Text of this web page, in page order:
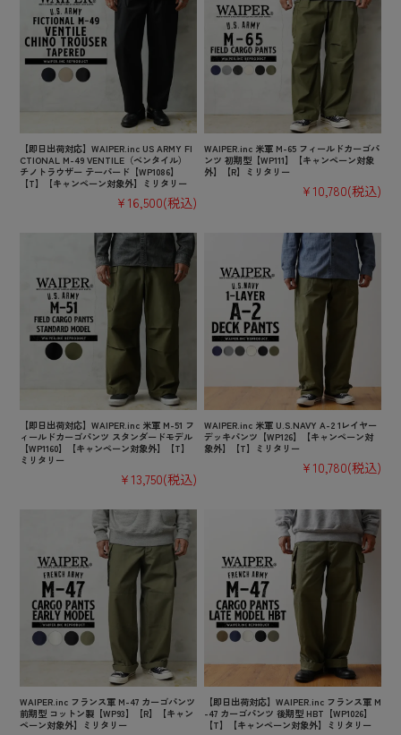
【即日出荷対応】WAIPER.inc US ARMY FI
CTIONAL M-49 VENTILE（ベンタイル）
チノトラウザー テーパード【WP1086】
【T】【キャンペーン対象外】ミリタリー
¥16,500(税込)
WAIPER.inc 米軍 M-65 フィールドカーゴパ
ンツ 初期型【WP111】【キャンペーン対象
外】【R】ミリタリー
¥10,780(税込)
【即日出荷対応】WAIPER.inc 米軍 M-51 フ
ィールドカーゴパンツ スタンダードモデル
【WP1160】【キャンペーン対象外】【T】
ミリタリー
¥13,750(税込)
WAIPER.inc 米軍 U.S.NAVY A-2 1レイヤー
デッキパンツ【WP126】【キャンペーン対
象外】【T】ミリタリー
¥10,780(税込)
WAIPER.inc フランス軍 M-47 カーゴパンツ
前期型 コットン製【WP93】【R】【キャン
ペーン対象外】ミリタリー
【即日出荷対応】WAIPER.inc フランス軍 M
-47 カーゴパンツ 後期型 HBT【WP1026】
【T】【キャンペーン対象外】ミリタリー